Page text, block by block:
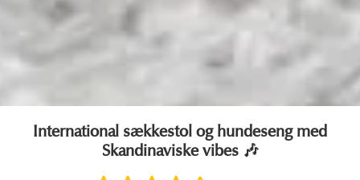
Ambient Lounge –
International sækkestol og hundeseng med
Skandinaviske vibes 🎶